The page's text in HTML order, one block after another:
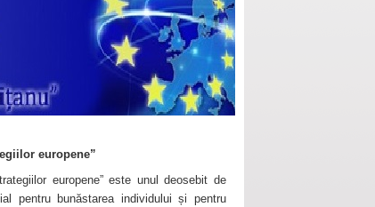
europene”
europene” este unul deosebit de
pentru bunăstarea individului și pentru